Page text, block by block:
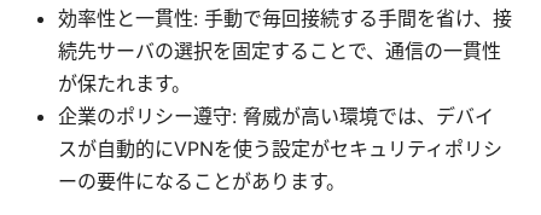
効率性と一貫性: 手動で毎回接続する手間を省け、接
続先サーバの選択を固定することで、通信の一貫性
が保たれます。
企業のポリシー遵守: 脅威が高い環境では、デバイ
スが自動的にVPNを使う設定がセキュリティポリシ
ーの要件になることがあります。